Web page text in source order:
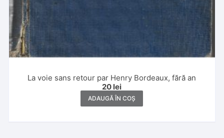
La voie sans retour par Henry Bordeaux, fără an
20 lei
ADAUGĂ ÎN COȘ